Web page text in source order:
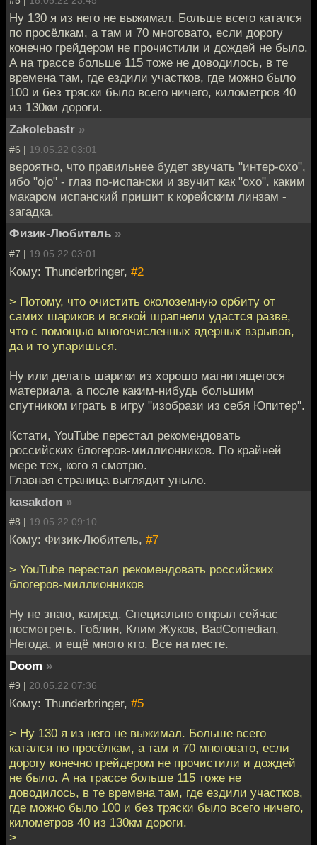
Ну 130 я из него не выжимал. Больше всего катался
по просёлкам, а там и 70 многовато, если дорогу
конечно грейдером не прочистили и дождей не было.
А на трассе больше 115 тоже не доводилось, в те
времена там, где ездили участков, где можно было
100 и без тряски было всего ничего, километров 40
из 130км дороги.
Zakolebastr »
#6 | 19.05.22 03:01
вероятно, что правильнее будет звучать "интер-охо",
ибо "ojo" - глаз по-испански и звучит как "охо". каким
макаром испанский пришит к корейским линзам -
загадка.
Физик-Любитель »
#7 | 19.05.22 03:01
Кому: Thunderbringer, #2
> Потому, что очистить околоземную орбиту от
самих шариков и всякой шрапнели удастся разве,
что с помощью многочисленных ядерных взрывов,
да и то упаришься.
Ну или делать шарики из хорошо магнитящегося
материала, а после каким-нибудь большим
спутником играть в игру "изобрази из себя Юпитер".
Кстати, YouTube перестал рекомендовать
российских блогеров-миллионников. По крайней
мере тех, кого я смотрю.
Главная страница выглядит уныло.
kasakdon »
#8 | 19.05.22 09:10
Кому: Физик-Любитель, #7
> YouTube перестал рекомендовать российских
блогеров-миллионников
Ну не знаю, камрад. Специально открыл сейчас
посмотреть. Гоблин, Клим Жуков, BadComedian,
Негода, и ещё много кто. Все на месте.
Doom »
#9 | 20.05.22 07:36
Кому: Thunderbringer, #5
> Ну 130 я из него не выжимал. Больше всего
катался по просёлкам, а там и 70 многовато, если
дорогу конечно грейдером не прочистили и дождей
не было. А на трассе больше 115 тоже не
доводилось, в те времена там, где ездили участков,
где можно было 100 и без тряски было всего ничего,
километров 40 из 130км дороги.
>